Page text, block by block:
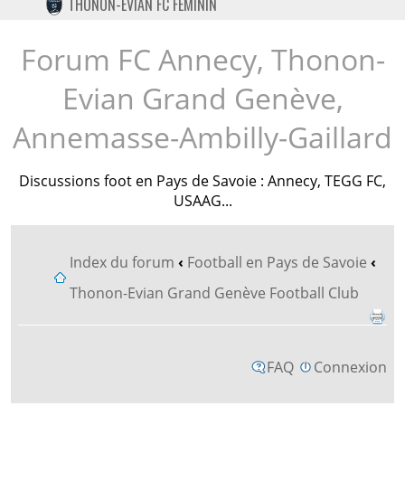
TWITTER
INSTAGRAM
THONON-EVIAN FC FÉMININ
Forum FC Annecy, Thonon-
Evian Grand Genève,
Annemasse-Ambilly-Gaillard
Discussions foot en Pays de Savoie : Annecy, TEGG FC,
USAAG...
Index du forum ‹ Football en Pays de Savoie ‹
Thonon-Evian Grand Genève Football Club
FAQ Connexion